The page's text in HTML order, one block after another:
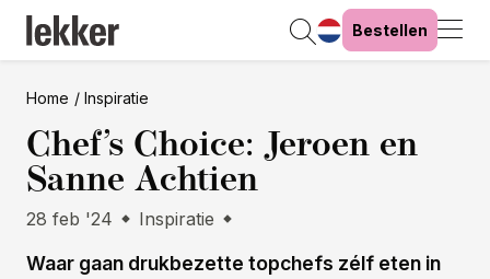
Bestellen
Home Inspiratie
Chef’s Choice: Jeroen en
Sanne Achtien
28 feb '24 Inspiratie
Waar gaan drukbezette topchefs zélf eten in